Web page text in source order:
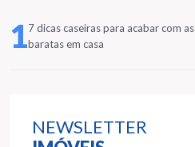
17 dicas caseiras para acabar com as
baratas em casa
NEWSLETTER